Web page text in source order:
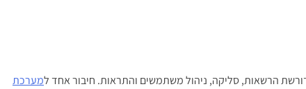
הרשאות, סליקה, ניהול משתמשים והתראות. חיבור אחד למערכת